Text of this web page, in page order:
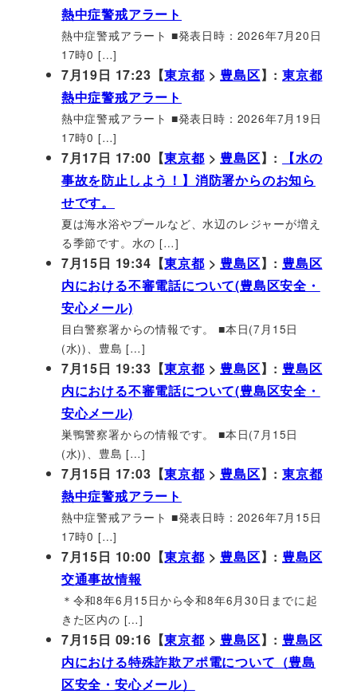
熱中症警戒アラート
熱中症警戒アラート ■発表日時：2026年7月20日
17時0 […]
7月19日 17:23【東京都 >豊島区】:東京都
熱中症警戒アラート
熱中症警戒アラート ■発表日時：2026年7月19日
17時0 […]
7月17日 17:00【東京都 >豊島区】:
【水の
事故を防止しよう！】消防署からのお知ら
せです。
夏は海水浴やプールなど、水辺のレジャーが増え
る季節です。水の […]
7月15日 19:34【東京都 >豊島区】:豊島区
内における不審電話について(豊島区安全・
安心メール)
目白警察署からの情報です。 ■本日(7月15日
(水))、豊島 […]
7月15日 19:33【東京都 >豊島区】:豊島区
内における不審電話について(豊島区安全・
安心メール)
巣鴨警察署からの情報です。 ■本日(7月15日
(水))、豊島 […]
7月15日 17:03【東京都 >豊島区】:東京都
熱中症警戒アラート
熱中症警戒アラート ■発表日時：2026年7月15日
17時0 […]
7月15日 10:00【東京都 >豊島区】:豊島区
交通事故情報
＊令和8年6月15日から令和8年6月30日までに起
きた区内の […]
7月15日 09:16【東京都 >豊島区】:豊島区
内における特殊詐欺アポ電について（豊島
区安全・安心メール）